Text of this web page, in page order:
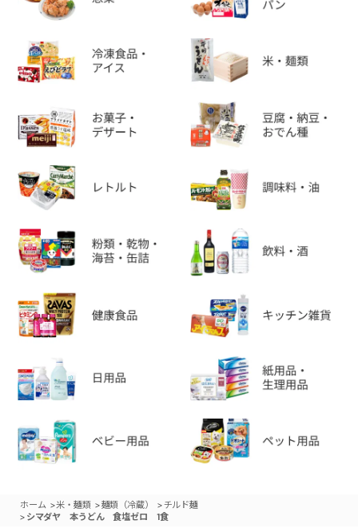
ホーム >米・麺類 >麺類（冷蔵） >チルド麺
> シマダヤ 本うどん 食塩ゼロ 1食